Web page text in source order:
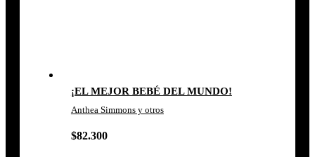
¡EL MEJOR BEBÉ DEL MUNDO!
Anthea Simmons y otros
$82.300